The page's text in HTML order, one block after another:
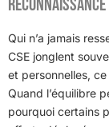
reconnaissance
Qui n’a jamais
CSE jonglent
et personnelles,
Quand l’équilibre
pourquoi certains